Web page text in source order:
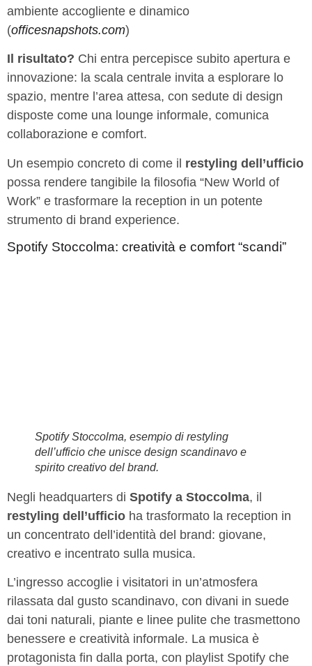
ambiente accogliente e dinamico
(officesnapshots.com)
Il risultato? Chi entra percepisce subito apertura e
innovazione: la scala centrale invita a esplorare lo
spazio, mentre l’area attesa, con sedute di design
disposte come una lounge informale, comunica
collaborazione e comfort.
Un esempio concreto di come il restyling dell’ufficio
possa rendere tangibile la filosofia “New World of
Work” e trasformare la reception in un potente
strumento di brand experience.
Spotify Stoccolma: creatività e comfort “scandi”
Spotify Stoccolma, esempio di restyling
dell’ufficio che unisce design scandinavo e
spirito creativo del brand.
Negli headquarters di Spotify a Stoccolma, il
restyling dell’ufficio ha trasformato la reception in
un concentrato dell’identità del brand: giovane,
creativo e incentrato sulla musica.
L’ingresso accoglie i visitatori in un’atmosfera
rilassata dal gusto scandinavo, con divani in suede
dai toni naturali, piante e linee pulite che trasmettono
benessere e creatività informale. La musica è
protagonista fin dalla porta, con playlist Spotify che